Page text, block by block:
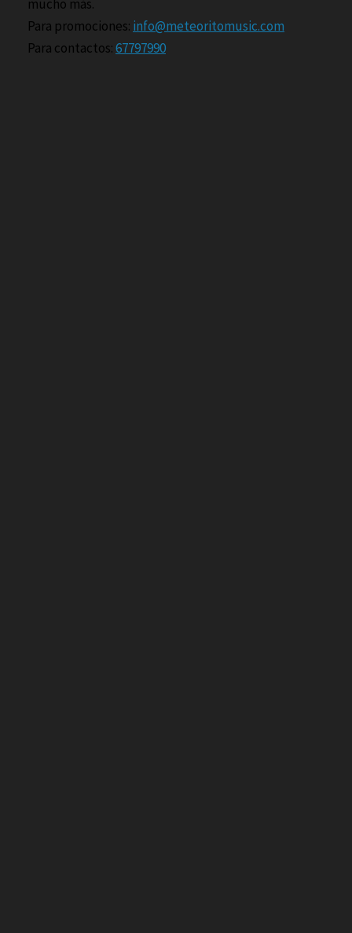
mucho más.
Para promociones: info@meteoritomusic.com
Para contactos:67797990